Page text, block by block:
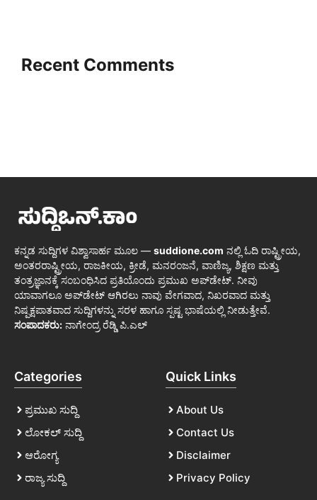
Recent Comments
ಕನ್ನಡ ಸುದ್ದಿಗಳ ವಿಶ್ವಾಸಾರ್ಹ ಮೂಲ — suddione.com ನಲ್ಲಿ ಓದಿ ರಾಷ್ಟ್ರೀಯ,
ಅಂತರರಾಷ್ಟ್ರೀಯ, ರಾಜಕೀಯ, ಕ್ರೀಡೆ, ಮನರಂಜನೆ, ವಾಣಿಜ್ಯ, ಶಿಕ್ಷಣ ಮತ್ತು
ತಂತ್ರಜ್ಞಾನಕ್ಕೆ ಸಂಬಂಧಿಸಿದ ಪ್ರತಿಯೊಂದು ಪ್ರಮುಖ ಅಪ್‌ಡೇಟ್. ನೀವು
ಯಾವಾಗಲೂ ಅಪ್‌ಡೇಟ್ ಆಗಿರಲು ನಾವು ವೇಗವಾದ, ನಿಖರವಾದ ಮತ್ತು
ನಿಷ್ಪಕ್ಷಪಾತವಾದ ಸುದ್ದಿಗಳನ್ನು ಸರಳ ಹಾಗೂ ಸ್ಪಷ್ಟ ಭಾಷೆಯಲ್ಲಿ ನೀಡುತ್ತೇವೆ.
ಸಂಪಾದಕರು: ನಾಗೇಂದ್ರ ರೆಡ್ಡಿ ಪಿ.ಎಲ್
Categories
ಪ್ರಮುಖ ಸುದ್ದಿ
ಲೋಕಲ್ ಸುದ್ದಿ
ಆರೋಗ್ಯ
ರಾಜ್ಯ ಸುದ್ದಿ
Quick Links
About Us
Contact Us
Disclaimer
Privacy Policy